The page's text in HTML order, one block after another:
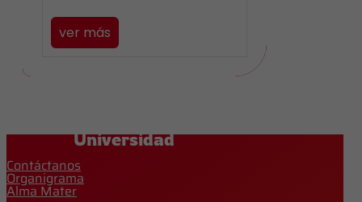
ver más
Universidad
Contáctanos
Organigrama
Alma Mater